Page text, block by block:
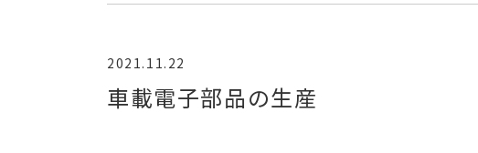
2021.11.22
車載電子部品の生産